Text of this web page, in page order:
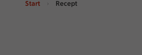
Start Recept